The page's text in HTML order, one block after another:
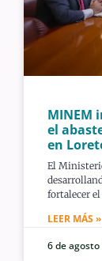
MINEM
el
en
El
fortalecer
LEER MÁS »
6 de agosto